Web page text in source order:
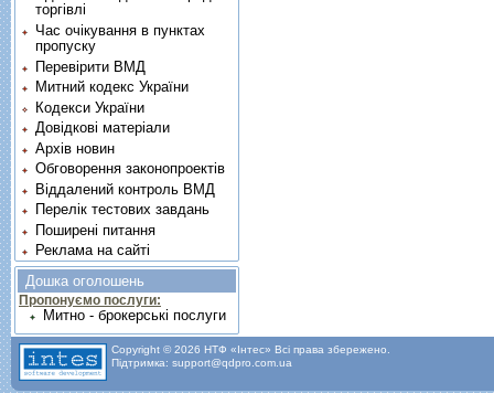
торгівлі
Час очікування в пунктах
пропуску
Перевірити ВМД
Митний кодекс України
Кодекси України
Довідкові матеріали
Архів новин
Обговорення законопроектів
Віддалений контроль ВМД
Перелік тестових завдань
Поширені питання
Реклама на сайті
Дошка оголошень
Пропонуємо послуги:
Митно - брокерські послуги
Copyright © 2026 НТФ «Інтес» Всі права збережено.
Підтримка: support@qdpro.com.ua